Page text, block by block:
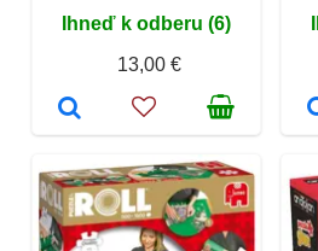
Ihneď k odberu (6)
13,00 €